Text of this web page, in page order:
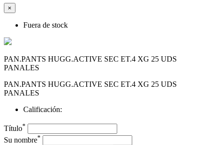
×
Fuera de stock
PAN.PANTS HUGG.ACTIVE SEC ET.4 XG 25 UDS
PANALES
PAN.PANTS HUGG.ACTIVE SEC ET.4 XG 25 UDS
PANALES
Calificación:
Título*
Su nombre*